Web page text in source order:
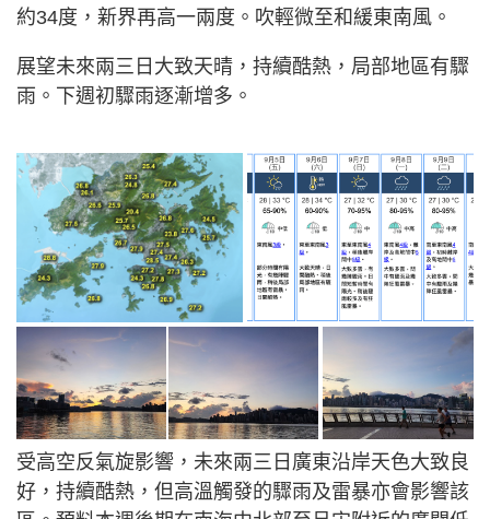
約34度，新界再高一兩度。吹輕微至和緩東南風。
展望未來兩三日大致天晴，持續酷熱，局部地區有驟
雨。下週初驟雨逐漸增多。
受高空反氣旋影響，未來兩三日廣東沿岸天色大致良
好，持續酷熱，但高溫觸發的驟雨及雷暴亦會影響該